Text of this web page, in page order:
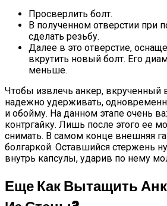
Просверлить болт.
В полученном отверстии при
сделать резьбу.
Далее в это отверстие,
вкрутить новый болт. Его
меньше.
Чтобы извлечь анкер, вкрученный
надежно удерживать,
и обойму. На данном этапе очень
контргайку. Лишь после этого ее
снимать. В самом конце внешняя
болгаркой. Оставшийся стержень
внутрь капсулы, ударив по нему
Еще Как Вытащить